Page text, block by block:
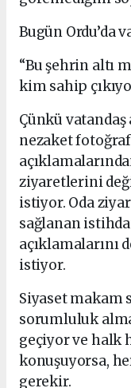
Bugün Ordu’da
“Bu şehrin altı
kim sahip
Çünkü
nezaket
ziyaretlerini
istiyor. Oda
sağlanan
açıklamalarını
istiyor.
Siyaset makam
sorumluluk
geçiyor ve halk
konuşuyorsa,
gerekir.